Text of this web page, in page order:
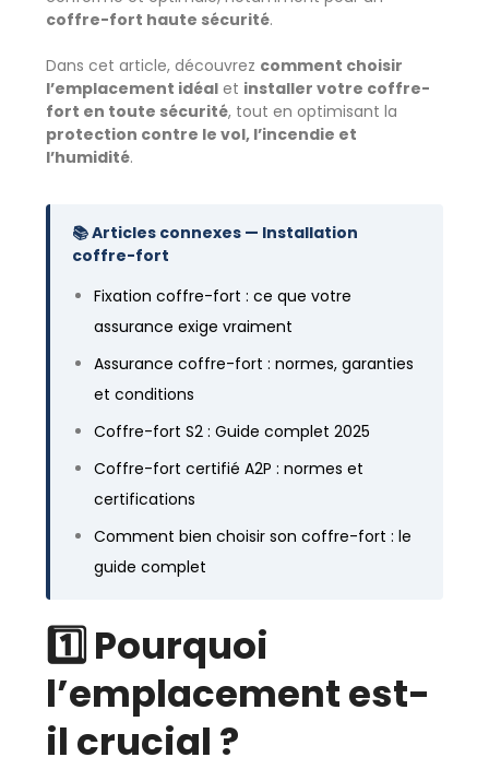
coffre-fort haute sécurité.
Dans cet article, découvrez comment choisir
l’emplacement idéal et installer votre coffre-
fort en toute sécurité, tout en optimisant la
protection contre le vol, l’incendie et
l’humidité.
📚 Articles connexes — Installation
coffre-fort
Fixation coffre-fort : ce que votre
assurance exige vraiment
Assurance coffre-fort : normes, garanties
et conditions
Coffre-fort S2 : Guide complet 2025
Coffre-fort certifié A2P : normes et
certifications
Comment bien choisir son coffre-fort : le
guide complet
1️⃣ Pourquoi
l’emplacement est-
il crucial ?